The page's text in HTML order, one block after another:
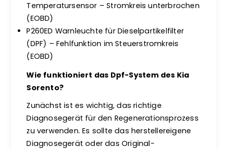
Temperatursensor – Stromkreis unterbrochen
(EOBD)
P260ED Warnleuchte für Dieselpartikelfilter
(DPF) – Fehlfunktion im Steuerstromkreis
(EOBD)
Wie funktioniert das Dpf-System des Kia
Sorento?
Zunächst ist es wichtig, das richtige
Diagnosegerät für den Regenerationsprozess
zu verwenden. Es sollte das herstellereigene
Diagnosegerät oder das Original-